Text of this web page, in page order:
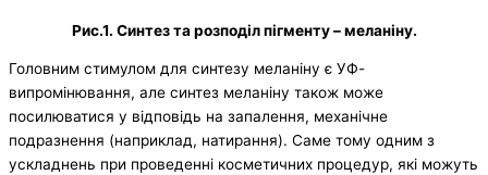
Рис.1. Синтез та розподіл пігменту – меланіну.
Головним стимулом для синтезу меланіну є УФ-
випромінювання, але синтез меланіну також може
посилюватися у відповідь на запалення, механічне
подразнення (наприклад, натирання). Саме тому одним з
ускладнень при проведенні косметичних процедур, які можуть